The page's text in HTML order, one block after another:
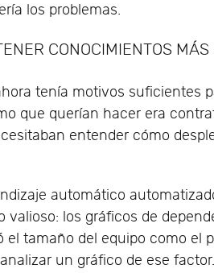
los problemas.
CONOCIMIENTOS MÁS
tenía motivos suficientes
que querían hacer era
entender cómo
automático
los gráficos de
tamaño del equipo como el
un gráfico de ese